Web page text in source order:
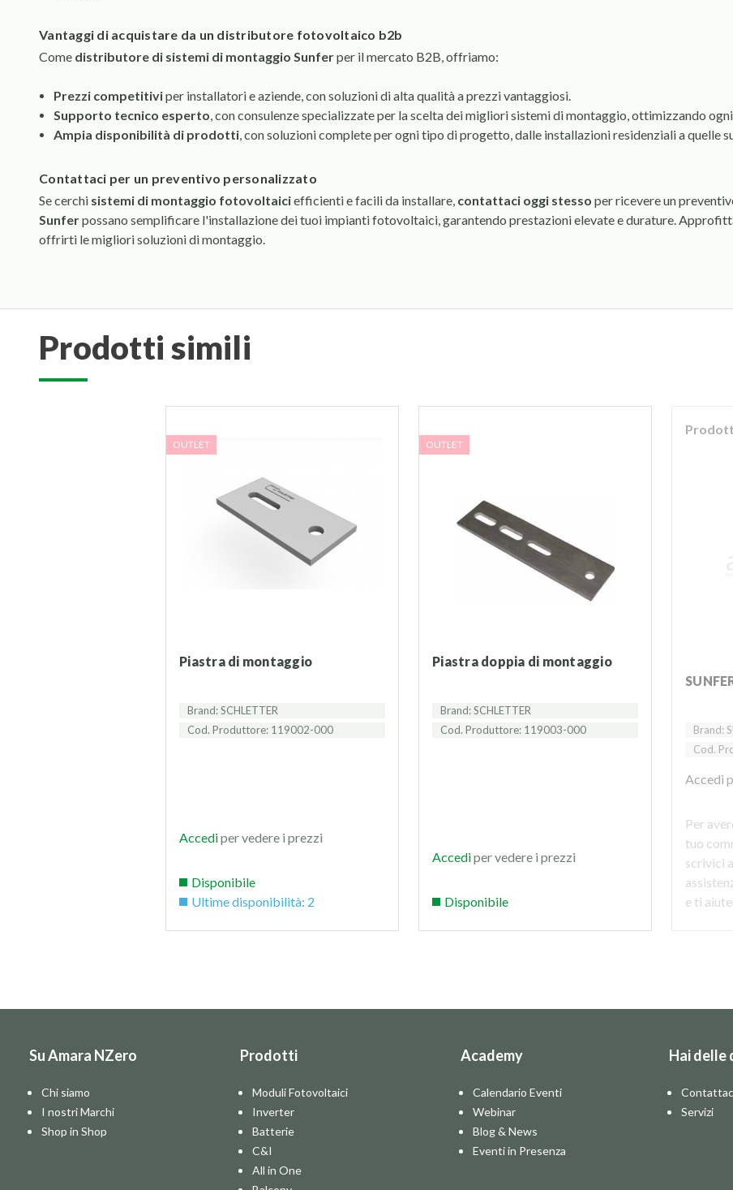
vantaggi di acquistare da un distributore fotovoltaico b2b
Come distributore di sistemi di montaggio Sunferper il mercato B2B, offriamo:
Prezzi competitiviper installatori e aziende, con soluzioni di alta qualità a prezzi vantaggiosi.
Supporto tecnico esperto , con consulenze specializzate per la scelta dei migliori sistemi di montaggio, ottimizzando
Ampia disponibilità di prodotti , con soluzioni complete per ogni tipo di progetto, dalle installazioni residenziali a quelle
contattaci per un preventivo personalizzato
Se cerchi sistemi di montaggio fotovoltaiciefficienti e facili da installare, contattaci oggi stesso per ricevere un
Sunferpossano semplificare l'installazione dei tuoi impianti fotovoltaici, garantendo prestazioni elevate e durature.
offrirti le migliori soluzioni di montaggio.
prodotti simili
OUTLET
Piastra di montaggio
Brand: SCHLETTER
Cod. Produttore: 119002-000
Accediper vedere i prezzi
Disponibile
Ultime disponibilità: 2
OUTLET
Piastra doppia di montaggio
Brand: SCHLETTER
Cod. Produttore: 119003-000
Accediper vedere i prezzi
Disponibile
Brand:
Cod.
Accedi
Per
tuo
scrivici
e ti
Su Amara NZero
Chi siamo
I nostri Marchi
Shop in Shop
Prodotti
Moduli Fotovoltaici
Inverter
Batterie
C&I
All in One
Academy
Calendario Eventi
Webinar
Blog & News
Eventi in Presenza
Hai delle
Servizi